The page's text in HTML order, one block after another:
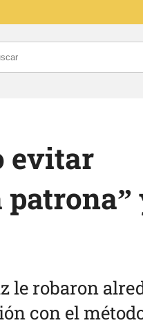
evitar
patrona”
le robaron
con el